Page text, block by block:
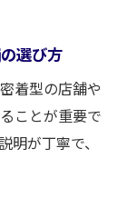
選び方
着型の店舗や
ことが重要で
が丁寧で、